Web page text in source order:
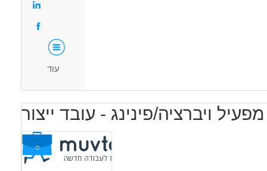
סביבת עבודה חמה, מקצועית ותומכת
אקדמאים ללא
המגזר החרדי
עוד
מפעיל ויברציה/פינינג - עובד ייצור